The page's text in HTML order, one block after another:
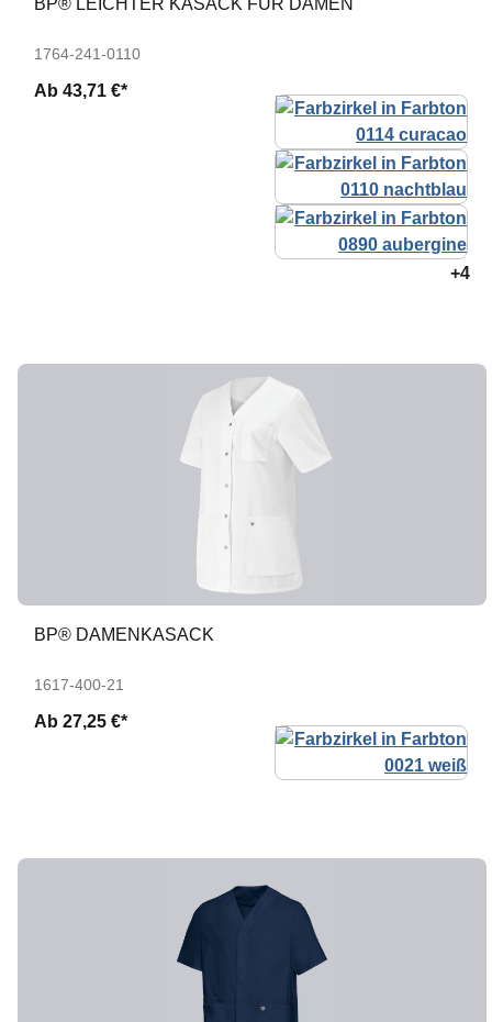
BP® LEICHTER KASACK FÜR DAMEN
1764-241-0110
Ab 43,71 €*
+4
BP® DAMENKASACK
1617-400-21
Ab 27,25 €*